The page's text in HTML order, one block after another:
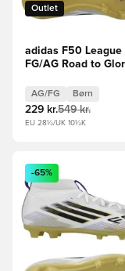
Outlet
adidas F50 League
FG/AG Road to
AG/FG Børn
229 kr.549 kr.
EU 28½/UK 10½K
Åbner en Modal
-65%